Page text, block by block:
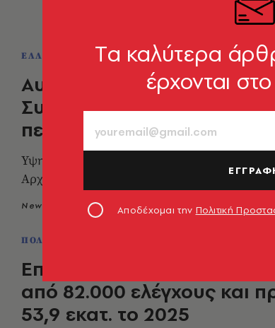
ΕΛΛΑΔΑ
Αυξάνονται οι αναφορές
Συνήγορο του Πολίτη: Τι
περισσότερο οι πολίτες
Υψηλό το επίπεδο συμμόρφωσης στις
Αρχής
Newsroom 13.06.2026, 15:48
ΠΟΛΙΤΙΚΗ & ΟΙΚΟΝΟΜΙΑ
Επιθεώρηση Εργασίας:
από 82.000 ελέγχους και
53,9 εκατ. το 2025
Tα καλύτερα
έρχονται
Αποδέχομαι την Πολιτική